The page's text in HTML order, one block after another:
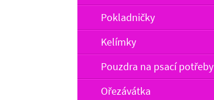
Pokladničky
Kelímky
Pouzdra na psací potřeby
Ořezávátka